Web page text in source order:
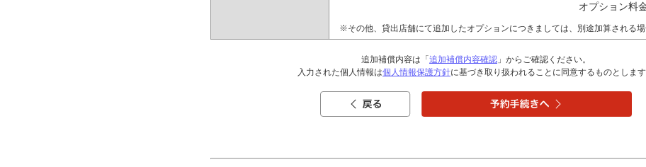
オプション料
※その他、貸出店舗にて追加したオプションにつきましては、別途加算される場
追加補償内容は「 追加補償内容確認 」からご確認ください。
入力された個人情報は個人情報保護方針に基づき取り扱われることに同意するものとします